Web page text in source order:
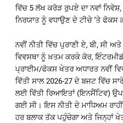
ਵਿੱਚ 5 ਲੱਖ ਕਰੋੜ ਰੁਪਏ ਦਾ ਨਵਾਂ
ਨਿਰਯਾਤ ਨੂੰ ਵਧਾਉਣ ਦੇ ਟੀਚੇ ‘ਤੇ ਫੋਕਸ
ਨਵੀਂ ਨੀਤੀ ਵਿੱਚ ਪੁਰਾਣੀ ਏ, ਬੀ, ਸੀ
ਵਿਵਸਥਾ ਨੂੰ ਖ਼ਤਮ ਕਰਕੇ ਕੋਰ,
ਪ੍ਰਾਈਮ/ਫੋਕਸ ਖੇਤਰ ਅਧਾਰਤ ਨਵੀਂ
ਵਿੱਤੀ ਸਾਲ 2026-27 ਦੇ ਬਜਟ ਵਿੱਚ
ਲਈ ਵਿੱਤੀ ਰਿਆਇਤਾਂ (ਇਨਸੈਂਟਿਵ)
ਗਈ ਸੀ। ਇਸ ਨੀਤੀ ਦੇ ਮਾਧਿਅਮ
ਹਰ ਬਲਾਕ ਤੱਕ ਪਹੁੰਚੇਗਾ ਅਤੇ ਜਿਨ੍ਹਾਂ